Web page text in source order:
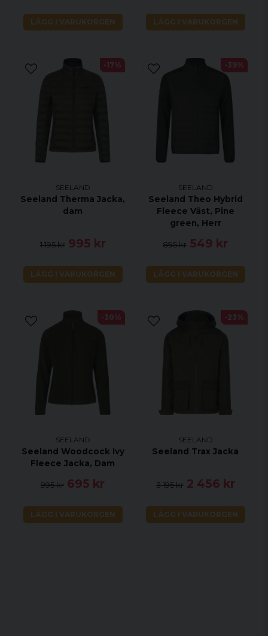
LÄGG I VARUKORGEN LÄGG I VARUKORGEN
SEELAND
Seeland Therma Jacka,
dam
1 195 kr 995 kr
LÄGG I VARUKORGEN
-17%
SEELAND
Seeland Theo Hybrid
Fleece Väst, Pine
green, Herr
895 kr 549 kr
LÄGG I VARUKORGEN
-39%
SEELAND
Seeland Woodcock Ivy
Fleece Jacka, Dam
995 kr 695 kr
LÄGG I VARUKORGEN
-30%
SEELAND
Seeland Trax Jacka
3 195 kr 2 456 kr
LÄGG I VARUKORGEN
-23%